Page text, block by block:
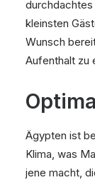
durchdachtes
kleinsten
Wunsch
Aufenthalt zu
Ägypten ist
Klima, was
jene macht,